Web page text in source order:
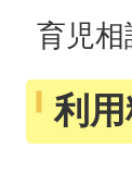
育児
利